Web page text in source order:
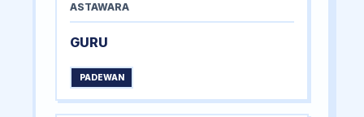
ASTAWARA
GURU
PADEWAN